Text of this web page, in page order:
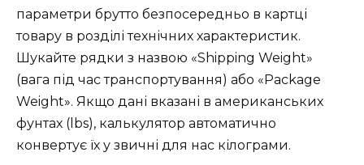
параметри брутто безпосередньо в картці
товару в розділі технічних характеристик.
Шукайте рядки з назвою «Shipping Weight»
(вага під час транспортування) або «Package
Weight». Якщо дані вказані в американських
фунтах (lbs), калькулятор автоматично
конвертує їх у звичні для нас кілограми.